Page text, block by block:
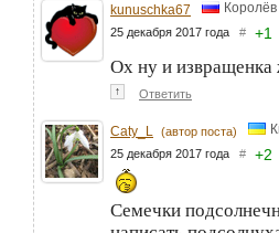
kunuschka67 Королёв
25 декабря 2017 года # +1
Ох ну и извращенка
↑ Ответить
Caty_L (автор поста)
25 декабря 2017 года # +2
Семечки